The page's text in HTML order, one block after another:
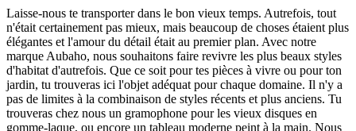
Laisse-nous te transporter dans le bon vieux temps. Autrefois, tout
n'était certainement pas mieux, mais beaucoup de choses étaient plus
élégantes et l'amour du détail était au premier plan. Avec notre
marque Aubaho, nous souhaitons faire revivre les plus beaux styles
d'habitat d'autrefois. Que ce soit pour tes pièces à vivre ou pour ton
jardin, tu trouveras ici l'objet adéquat pour chaque domaine. Il n'y a
pas de limites à la combinaison de styles récents et plus anciens. Tu
trouveras chez nous un gramophone pour les vieux disques en
gomme-laque, ou encore un tableau moderne peint à la main. Nous